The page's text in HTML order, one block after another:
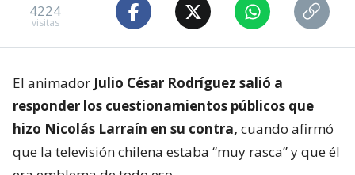
4224
visitas
El animador Julio César Rodríguez salió a
responder los cuestionamientos públicos que
hizo Nicolás Larraín en su contra, cuando afirmó
que la televisión chilena estaba “muy rasca” y que él